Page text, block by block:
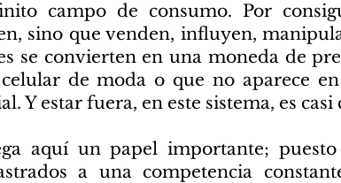
campo de consumo. Por
sino que venden, influyen,
se convierten en una moneda de
de moda o que no aparece
Y estar fuera, en este sistema, es
aquí un papel importante;
a una competencia